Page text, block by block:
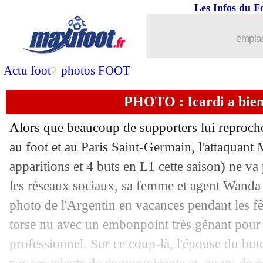
Actu foot> photos FOOT
Les Infos du
PHOTO : Icardi a
Alors que beaucoup de supporters lui
au foot et au Paris Saint-Germain, l'attaquant
apparitions et 4 buts en L1 cette saison) ne
les réseaux sociaux, sa femme et agent
photo de l'Argentin en vacances pendant les
torse nu avec un embonpoint très gênant
professionnel. Sur ce coup-là, l'épouse du
VIDEO : le bijou de Lanzini avec
02/01 Esp.: défaite surprise du Real !
CdF
02/01 CdF: Bordeaux prend 3-0, Nantes et
02/01 CdF: Montpellier-Strasbourg, les
02/01 : Nancy-Rennes, les compos
02/01 Newcastle: un intérêt pour
02/01 PSG: sa situation, Pochettino